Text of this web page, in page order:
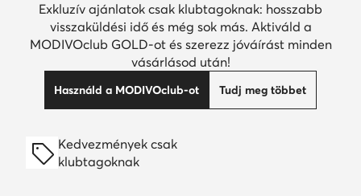
Exkluzív ajánlatok csak klubtagoknak: hosszabb
visszaküldési idő és még sok más. Aktiváld a
MODIVOclub GOLD-ot és szerezz jóváírást minden
vásárlásod után!
Használd a MODIVOclub-ot Tudj meg többet
Kedvezmények csak
klubtagoknak